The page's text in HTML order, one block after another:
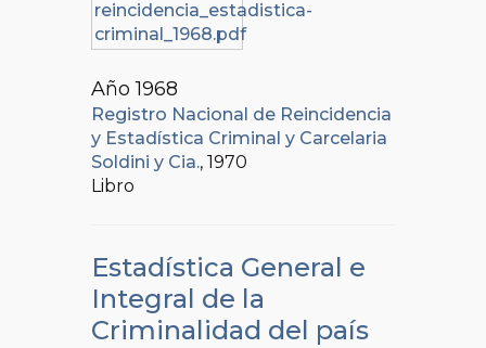
Año 1968
Registro Nacional de Reincidencia
y Estadística Criminal y Carcelaria
Soldini y Cia., 1970
Libro
Estadística General e
Integral de la
Criminalidad del país